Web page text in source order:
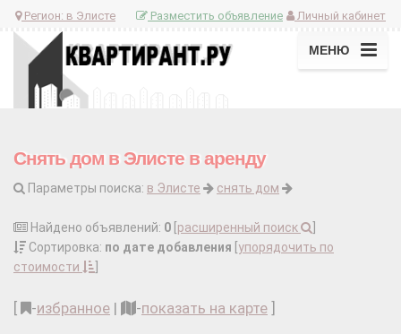
Регион: в Элисте Личный кабинет
Разместить объявление
МЕНЮ
Снять дом в Элисте в аренду
Параметры поиска: в Элисте снять дом
Найдено объявлений: 0 расширенный поиск
Сортировка: по дате добавления упорядочить по
стоимости
-избранное | -показать на карте